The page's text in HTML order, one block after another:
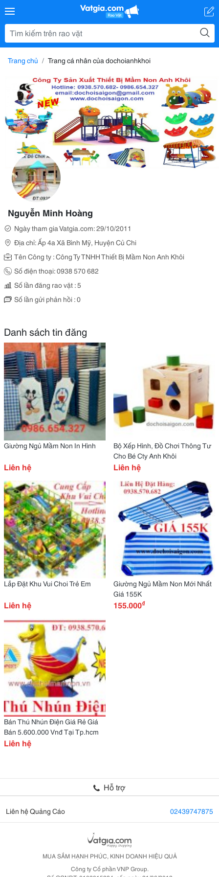
Trang chủ Trang cá nhân của dochoianhkhoi
Nguyễn Minh Hoàng
Ngày tham gia Vatgia.com: 29/10/2011
Địa chỉ: Ấp 4a Xã Bình Mỹ, Huyện Củ Chi
Tên Công ty : Công Ty TNHH Thiết Bị Mầm Non Anh Khôi
Số điện thoại: 0938 570 682
Số lần đăng rao vặt : 5
Số lần gửi phản hồi : 0
Danh sách tin đăng
Giường Ngủ Mầm Non In Hình
Liên hệ
Bộ Xếp Hình, Đồ Chơi Thông Tư
Cho Bé Cty Anh Khôi
Liên hệ
Lắp Đặt Khu Vui Choi Trẻ Em
Liên hệ
Giường Ngủ Mầm Non Mới Nhất
Giá 155K
155.000₫
Bán Thú Nhún Điện Giá Rẻ Giá
Bán 5.600.000 Vnđ Tại Tp.hcm
Liên hệ
Hỗ trợ
Liên hệ Quảng Cáo 02439747875
MUA SẮM HẠNH PHÚC, KINH DOANH HIỆU QUẢ
Công ty Cổ phần VNP Group.